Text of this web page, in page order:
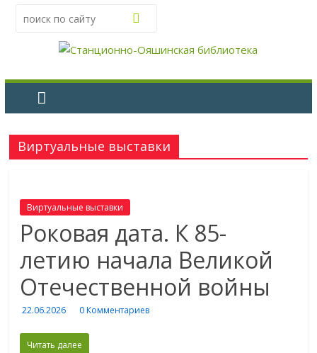
Виртуальные выставки
Виртуальные выставки
Роковая дата. К 85-
летию начала Великой
Отечественной войны
22.06.2026 0 Комментариев
Читать далее